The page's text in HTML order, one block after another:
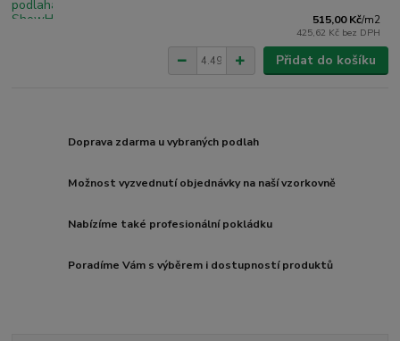
515,00 Kč/m2
425,62 Kč bez DPH
Přidat do košíku
Doprava zdarma u vybraných podlah
Možnost vyzvednutí objednávky na naší vzorkovně
Nabízíme také profesionální pokládku
Poradíme Vám s výběrem i dostupností produktů